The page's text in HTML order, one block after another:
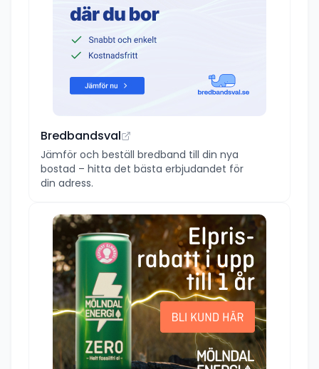
Bredbandsval
Jämför och beställ bredband till din nya
bostad – hitta det bästa erbjudandet för
din adress.